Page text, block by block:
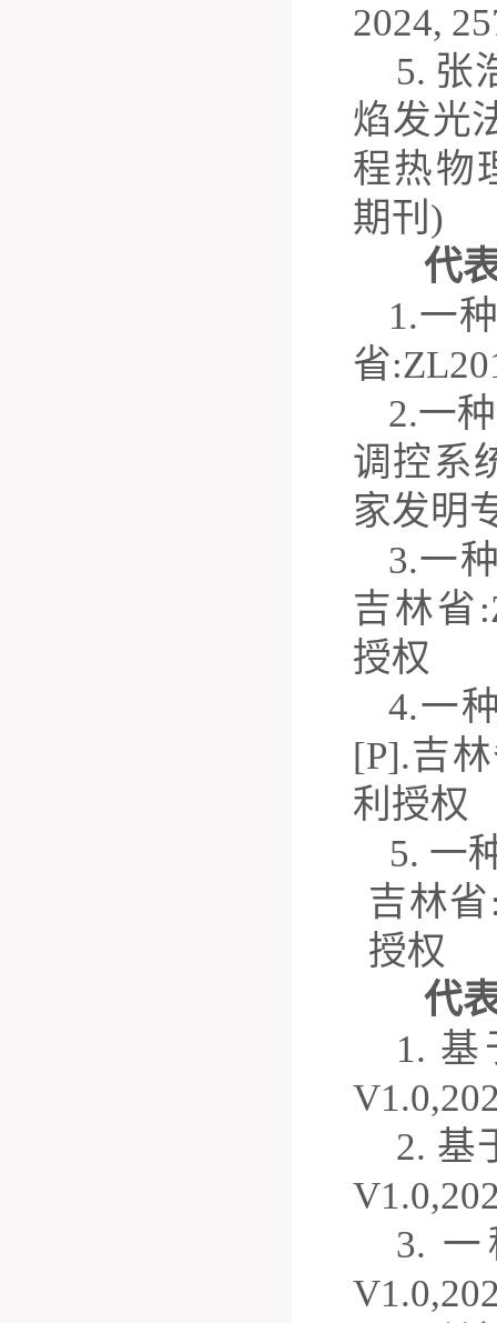
2024,
5. 张
焰发光
程热物
期刊 )
代
1.一
省
2.一
调控系
家发明
3.一
吉林省
授权
4.一
[P].吉
利授权
5. 一
吉林省
授权
代
1. 基
V1.0,20
2. 基
V1.0,
3.
V